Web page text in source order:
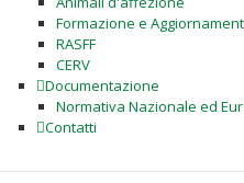
Formazione e
RASFF
CERV
Documentazione
Normativa Nazionale ed
Contatti